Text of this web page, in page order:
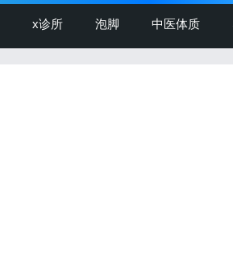
x诊所 泡脚 中医体质